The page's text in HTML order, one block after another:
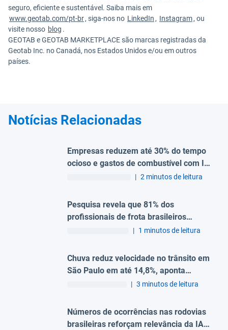
seguro, eficiente e sustentável. Saiba mais em
www.geotab.com/pt-br, siga-nos no LinkedIn , Instagram, ou
visite nosso blog .
GEOTAB e GEOTAB MARKETPLACE são marcas registradas da
Geotab Inc. no Canadá, nos Estados Unidos e/ou em outros
países.
Notícias Relacionadas
Empresas reduzem até 30% do tempo
ocioso e gastos de combustível com IA
e telemetria, aponta Geotab
| 2 minutos de leitura
Pesquisa revela que 81% dos
profissionais de frota brasileiros
associam condutores distraídos como
| 1 minutos de leitura
Chuva reduz velocidade no trânsito em
São Paulo em até 14,8%, aponta
estudo da Geotab| 3 minutos de leitura
Números de ocorrências nas rodovias
brasileiras reforçam relevância da IA